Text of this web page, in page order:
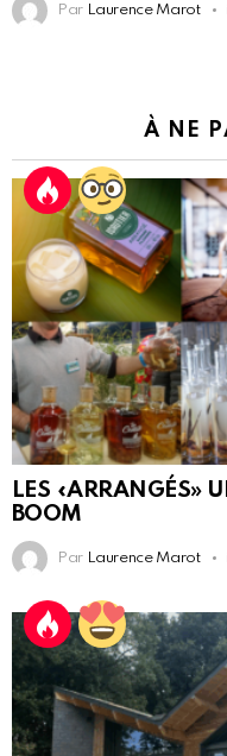
Par Laurence Marot
À NE
LES «ARRANGÉS»
BOOM
Par Laurence Marot